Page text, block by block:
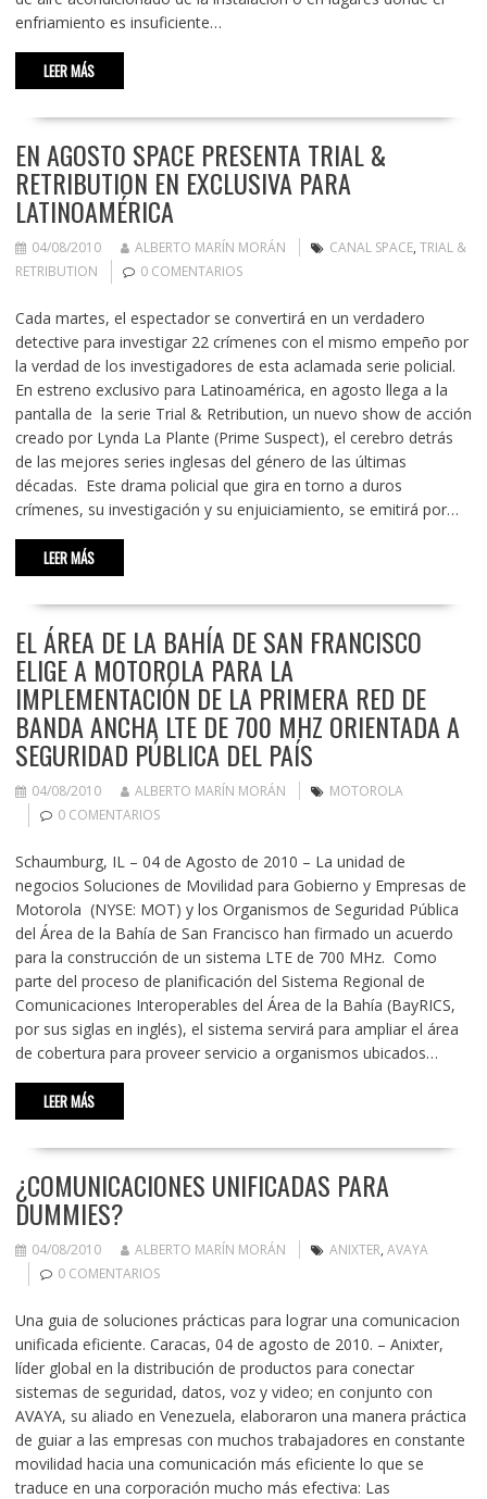
enfriamiento es insuficiente…
LEER MÁS
EN AGOSTO SPACE PRESENTA TRIAL &
RETRIBUTION EN EXCLUSIVA PARA
LATINOAMÉRICA
04/08/2010 ALBERTO MARÍN MORÁN CANAL SPACE, TRIAL &
RETRIBUTION
0 COMENTARIOS
Cada martes, el espectador se convertirá en un verdadero
detective para investigar 22 crímenes con el mismo empeño por
la verdad de los investigadores de esta aclamada serie policial.
En estreno exclusivo para Latinoamérica, en agosto llega a la
pantalla de la serie Trial & Retribution, un nuevo show de acción
creado por Lynda La Plante (Prime Suspect), el cerebro detrás
de las mejores series inglesas del género de las últimas
décadas. Este drama policial que gira en torno a duros
crímenes, su investigación y su enjuiciamiento, se emitirá por…
LEER MÁS
EL ÁREA DE LA BAHÍA DE SAN FRANCISCO
ELIGE A MOTOROLA PARA LA
IMPLEMENTACIÓN DE LA PRIMERA RED DE
BANDA ANCHA LTE DE 700 MHZ ORIENTADA A
SEGURIDAD PÚBLICA DEL PAÍS
04/08/2010 ALBERTO MARÍN MORÁN
MOTOROLA
0 COMENTARIOS
Schaumburg, IL – 04 de Agosto de 2010 – La unidad de
negocios Soluciones de Movilidad para Gobierno y Empresas de
Motorola (NYSE: MOT) y los Organismos de Seguridad Pública
del Área de la Bahía de San Francisco han firmado un acuerdo
para la construcción de un sistema LTE de 700 MHz. Como
parte del proceso de planificación del Sistema Regional de
Comunicaciones Interoperables del Área de la Bahía (BayRICS,
por sus siglas en inglés), el sistema servirá para ampliar el área
de cobertura para proveer servicio a organismos ubicados…
LEER MÁS
¿COMUNICACIONES UNIFICADAS PARA
DUMMIES?
04/08/2010 ALBERTO MARÍN MORÁN ANIXTER, AVAYA
0 COMENTARIOS
Una guia de soluciones prácticas para lograr una comunicacion
unificada eficiente. Caracas, 04 de agosto de 2010. – Anixter,
líder global en la distribución de productos para conectar
sistemas de seguridad, datos, voz y video; en conjunto con
AVAYA, su aliado en Venezuela, elaboraron una manera práctica
de guiar a las empresas con muchos trabajadores en constante
movilidad hacia una comunicación más eficiente lo que se
traduce en una corporación mucho más efectiva: Las